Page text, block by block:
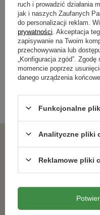
Newsletter
Zapisz się do newslettera i
bieżąco z aktualnymi
Zgadzam się na otrzymywanie wiadomości
ruch i prowadzić działania
jak i naszych Zaufanych
do personalizacji reklam.
prywatności . Akceptacja
zapisywanie na Twoim
przechowywania lub
„Konfiguracja zgód”.
momencie poprzez
danego urządzenia
Funkcjonalne
Analityczne pliki
Reklamowe pliki